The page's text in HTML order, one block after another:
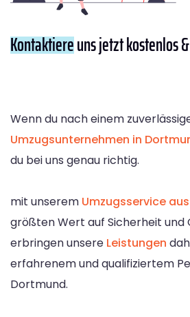
Kontaktiereuns jetzt kostenlos
Wenn du nach einem
Umzugsunternehmen in
du bei uns genau richtig.
mit unserem Umzugsservice
größten Wert auf Sicherheit und
erbringen unsere Leistungen
erfahrenem und qualifiziertem
Dortmund.